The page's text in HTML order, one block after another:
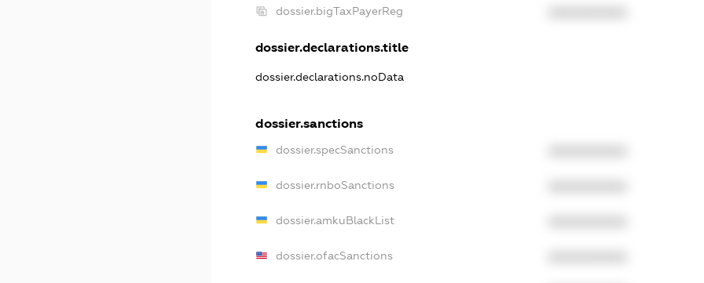
dossier.bigTaxPayerReg
dossier.declarations.title
dossier.declarations.noData
dossier.sanctions
dossier.specSanctions
dossier.rnboSanctions
dossier.amkuBlackList
dossier.ofacSanctions